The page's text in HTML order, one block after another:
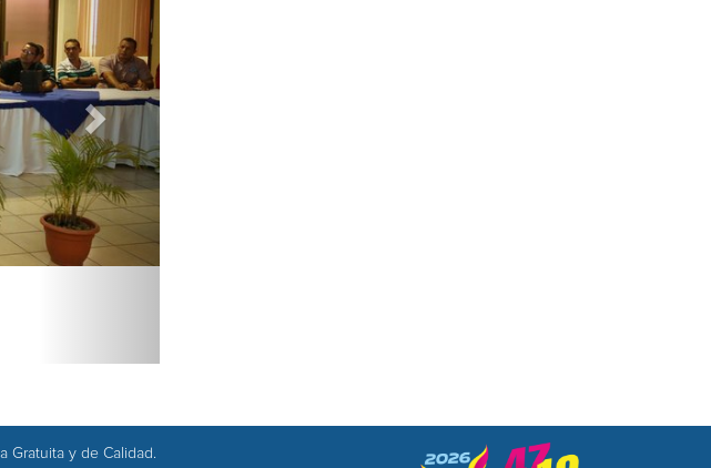
Gratuita y de Calidad.